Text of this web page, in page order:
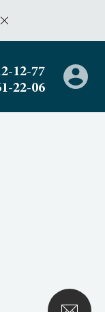
12-77
22-06